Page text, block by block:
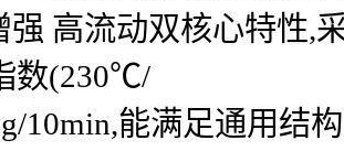
强 高流动双核心特性,
数(230℃/
10min,能满足通用结